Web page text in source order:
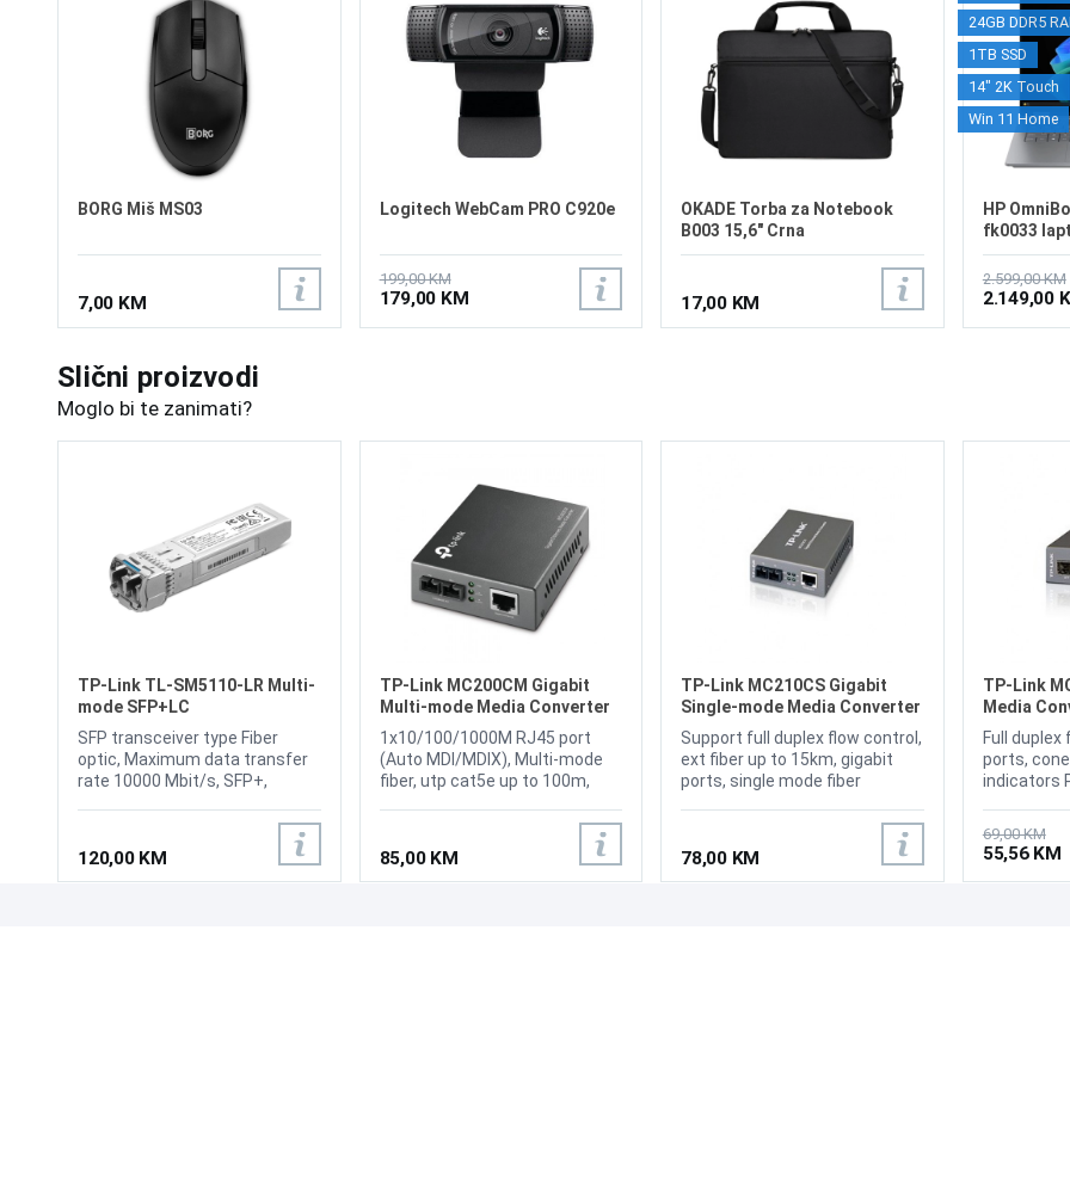
BORG Miš MS03
7,00 KM
Logitech WebCam PRO C920e
199,00 KM
179,00 KM
OKADE Torba za Notebook
B003 15,6" Crna
17,00 KM
24GB DDR5
1TB SSD
14" 2K Touch
Win 11 Home
HP
fk0033
2.599,00 KM
2.149,00
Slični proizvodi
Moglo bi te zanimati?
TP-Link TL-SM5110-LR Multi-
mode SFP+LC
SFP transceiver type Fiber
optic, Maximum data transfer
rate 10000 Mbit/s, SFP+,
diameters supported
(core/cladding) 9/125 µm, SFP
120,00 KM
TP-Link MC200CM Gigabit
Multi-mode Media Converter
1x10/100/1000M RJ45 port
(Auto MDI/MDIX), Multi-mode
fiber, utp cat5e up to 100m,
85,00 KM
TP-Link MC210CS Gigabit
Single-mode Media Converter
Support full duplex flow control,
ext fiber up to 15km, gigabit
ports, single mode fiber
78,00 KM
TP-Link
Media
Full
ports,
indicators
69,00 KM
55,56 KM